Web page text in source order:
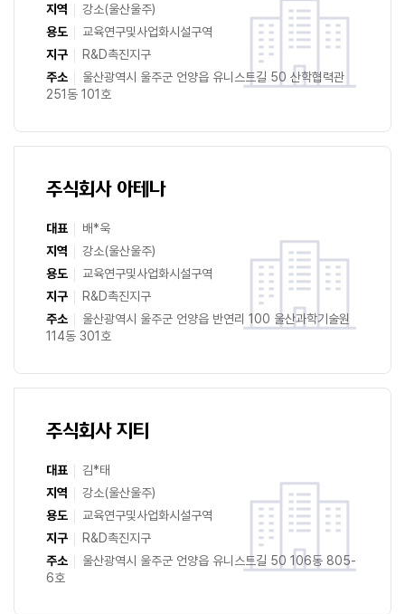
지역
강소(울산울주)
용도
교육연구및사업화시설구역
지구
R&D촉진지구
주소
울산광역시 울주군 언양읍 유니스트길 50 산학협력관
251동 101호
주식회사 아테나
대표
배*욱
지역
강소(울산울주)
용도
교육연구및사업화시설구역
지구
R&D촉진지구
주소
울산광역시 울주군 언양읍 반연리 100 울산과학기술원
114동 301호
주식회사 지티
대표
김*태
지역
강소(울산울주)
용도
교육연구및사업화시설구역
지구
R&D촉진지구
주소
울산광역시 울주군 언양읍 유니스트길 50 106동 805-
6호